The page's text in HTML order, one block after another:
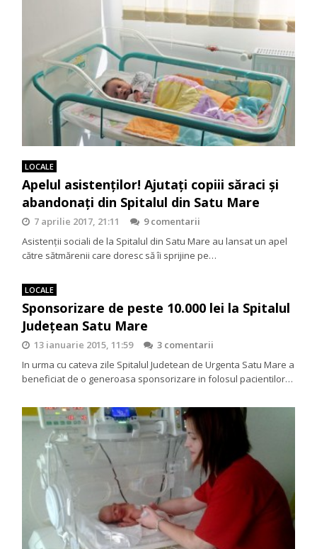
LOCALE
Apelul asistenţilor! Ajutaţi copiii săraci și
abandonați din Spitalul din Satu Mare
7 aprilie 2017, 21:11
9 comentarii
Asistenţii sociali de la Spitalul din Satu Mare au lansat un apel
către sătmărenii care doresc să îi sprijine pe…
LOCALE
Sponsorizare de peste 10.000 lei la Spitalul
Județean Satu Mare
13 ianuarie 2015, 11:59
3 comentarii
In urma cu cateva zile Spitalul Judetean de Urgenta Satu Mare a
beneficiat de o generoasa sponsorizare in folosul pacientilor…